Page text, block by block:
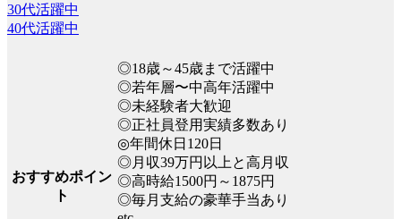
30代活躍中
40代活躍中
おすすめポイン
ト
◎18歳～45歳まで活躍中
◎若年層〜中高年活躍中
◎未経験者大歓迎
◎正社員登用実績多数あり
◎年間休日120日
◎月収39万円以上と高月収
◎高時給1500円～1875円
◎毎月支給の豪華手当あり